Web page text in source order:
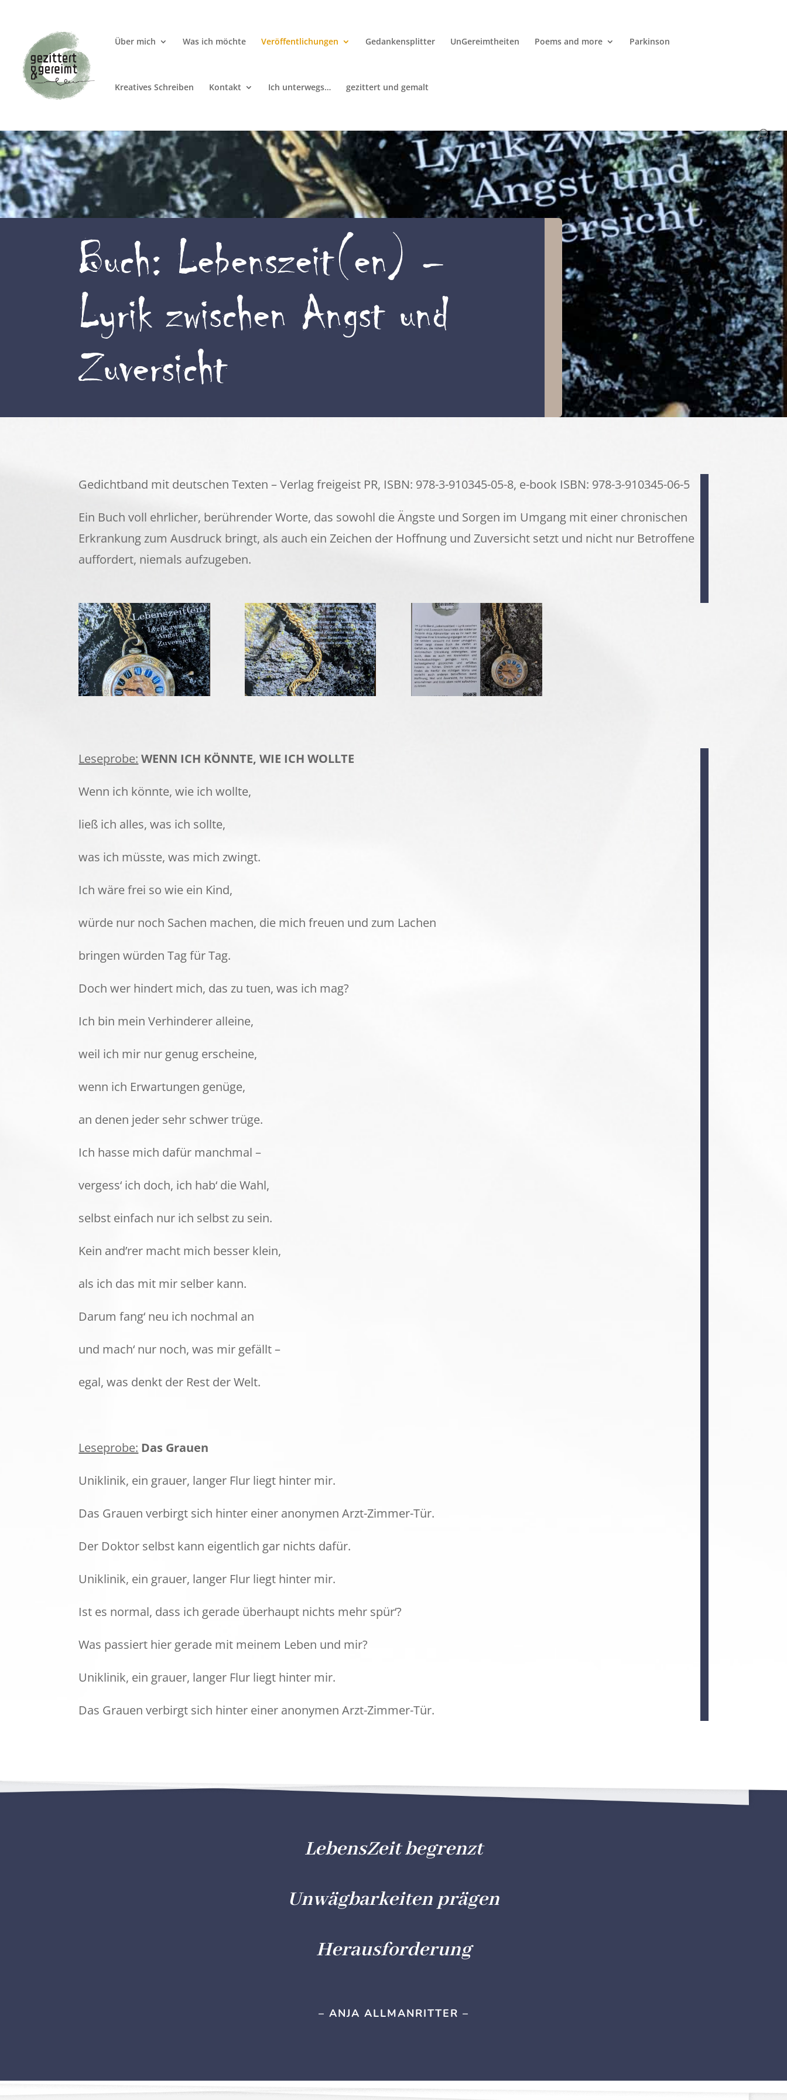
Über mich Was ich möchte Veröffentlichungen Gedankensplitter UnGereimtheiten Poems and more Parkinson
Kreatives Schreiben Kontakt Ich unterwegs… gezittert und gemalt
Buch: Lebenszeit(en) –
Lyrik zwischen Angst und
Zuversicht
Gedichtband mit deutschen Texten – Verlag freigeist PR, ISBN: 978-3-910345-05-8, e-book ISBN: 978-3-910345-06-5
Ein Buch voll ehrlicher, berührender Worte, das sowohl die Ängste und Sorgen im Umgang mit einer chronischen
Erkrankung zum Ausdruck bringt, als auch ein Zeichen der Hoffnung und Zuversicht setzt und nicht nur Betroffene
auffordert, niemals aufzugeben.
Leseprobe: WENN ICH KÖNNTE, WIE ICH WOLLTE
Wenn ich könnte, wie ich wollte,
ließ ich alles, was ich sollte,
was ich müsste, was mich zwingt.
Ich wäre frei so wie ein Kind,
würde nur noch Sachen machen, die mich freuen und zum Lachen
bringen würden Tag für Tag.
Doch wer hindert mich, das zu tuen, was ich mag?
Ich bin mein Verhinderer alleine,
weil ich mir nur genug erscheine,
wenn ich Erwartungen genüge,
an denen jeder sehr schwer trüge.
Ich hasse mich dafür manchmal –
vergess‘ ich doch, ich hab‘ die Wahl,
selbst einfach nur ich selbst zu sein.
Kein and’rer macht mich besser klein,
als ich das mit mir selber kann.
Darum fang‘ neu ich nochmal an
und mach‘ nur noch, was mir gefällt –
egal, was denkt der Rest der Welt.
Leseprobe: Das Grauen
Uniklinik, ein grauer, langer Flur liegt hinter mir.
Das Grauen verbirgt sich hinter einer anonymen Arzt-Zimmer-Tür.
Der Doktor selbst kann eigentlich gar nichts dafür.
Uniklinik, ein grauer, langer Flur liegt hinter mir.
Ist es normal, dass ich gerade überhaupt nichts mehr spür‘?
Was passiert hier gerade mit meinem Leben und mir?
Uniklinik, ein grauer, langer Flur liegt hinter mir.
Das Grauen verbirgt sich hinter einer anonymen Arzt-Zimmer-Tür.
LebensZeit begrenzt
Unwägbarkeiten prägen
Herausforderung
– ANJA ALLMANRITTER –